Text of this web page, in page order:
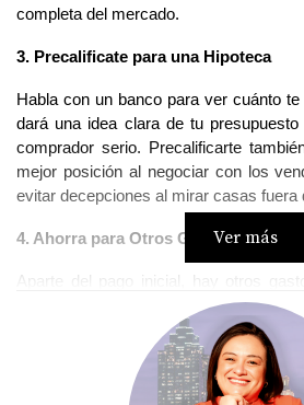
completa del mercado.
3. Precalificate para una Hipoteca
Habla con un banco para ver cuánto
dará una idea clara de tu
comprador serio. Precalificarte
mejor posición al negociar con los
evitar decepciones al mirar casas fuera
4. Ahorra para Otros Gastos
Aparte del pago inicial, hay otros
cierre y los gastos de mudanza.
dinero ahorrado para cubrirlos.
fondo de emergencia para cubrir
mejoras necesarias en la propiedad.
Ver más